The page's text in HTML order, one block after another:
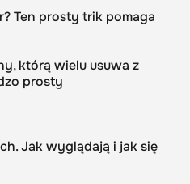
Ten prosty trik pomaga
którą wielu usuwa z
prosty
Jak wyglądają i jak się